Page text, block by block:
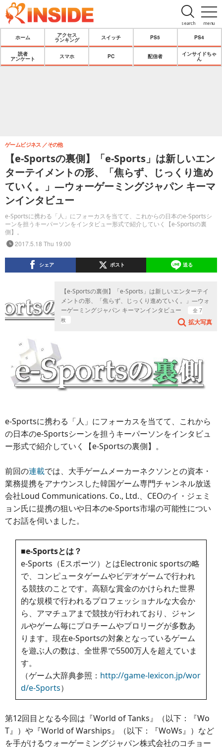
menu
search
ホーム
アクセス
ランキング
スイッチ PS5 PS4
読者
アンケート
スマホ PC 配信者
インサイドちゃ
ん
【e-Sportsの裏側】「e-Sports」は新しいエン
ターテイメントの形、「焦らず、じっくり進め
ていく。」―ウォーゲーミングジャパン キーマ
ンインタビュー
e-Sportsに携わる「人」にフォーカスを当てて、これからの日本のe-Sportsシ
ーンを担うキーパーソンをインタビュー形式で紹介していく【e-Sportsの裏
側】。
ゲームビジネス その他
2017.5.18 Thu 19:00
シェア ポスト 送る
【e-Sportsの裏側】「e-Sports」は新しいエンターテイ
メントの形、「焦らず、じっくり進めていく。」―ウォ
ーゲーミングジャパン キーマンインタビュー
全 7
枚
拡大写真
e-Sportsに携わる「人」にフォーカスを当てて、これから
の日本のe-Sportsシーンを担うキーパーソンをインタビュ
ー形式で紹介していく【e-Sportsの裏側】。
前回の連載では、大手ゲームメーカーネクソンとの資本・
業務提携をアナウンスした韓国ゲーム専門チャンネル放送
会社Loud Communications. Co., Ltd.、CEOのイ・ジェミ
ョン氏に提携の狙いや日本のe-Sports市場の可能性につい
てお話を伺いました。
■e-Sportsとは？
e-Sports（Eスポーツ）とはElectronic sportsの略
で、コンピュータゲームやビデオゲームで行われ
る競技のことです。高額な賞金のかけられた世界
的な規模で行われるプロフェッショナルな大会か
ら、アマチュアまで競技が行われており、ジャン
ルやゲーム毎にプロチームやプロリーグが多数あ
ります。現在e-Sportsの対象となっているゲーム
を遊ぶ人の数は、全世界で5500万人を超えていま
す。
（ゲーム大辞典参照： http://game-lexicon.jp/wor
d/e-Sports）
第12回目となる今回は『World of Tanks』（以下：『Wo
T』）や『World of Warships』（以下：『WoWs』）など
を手がけるウォーゲーミングジャパン株式会社のコチョー